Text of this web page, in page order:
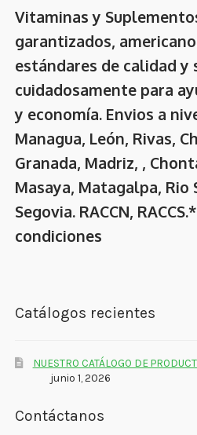
Vitaminas y
garantizados,
estándares de calidad y
cuidadosamente para
y economía. Envios a
Managua, León, Rivas,
Granada, Madriz, ,
Masaya, Matagalpa, Rio
Segovia. RACCN,
condiciones
Catálogos recientes
NUESTRO CATÁLOGO DE
junio 1, 2026
Contáctanos